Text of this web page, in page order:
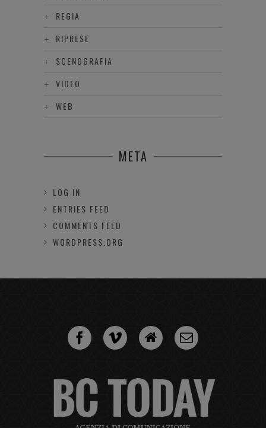
REGIA
RIPRESE
SCENOGRAFIA
VIDEO
WEB
META
LOG IN
ENTRIES FEED
COMMENTS FEED
WORDPRESS.ORG